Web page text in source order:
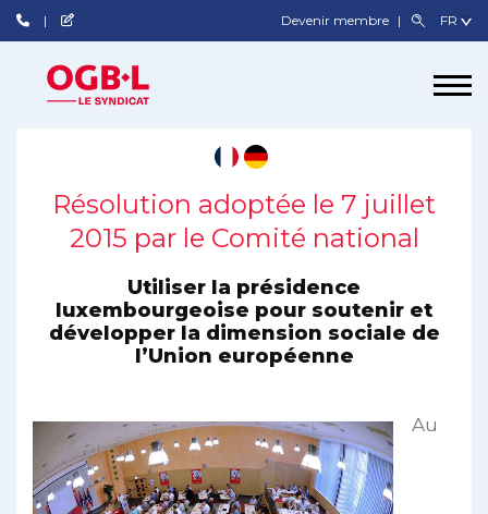
Devenir membre
Résolution adoptée le 7 juillet
2015 par le Comité national
Utiliser la présidence
luxembourgeoise pour soutenir et
développer la dimension sociale de
l’Union européenne
Au